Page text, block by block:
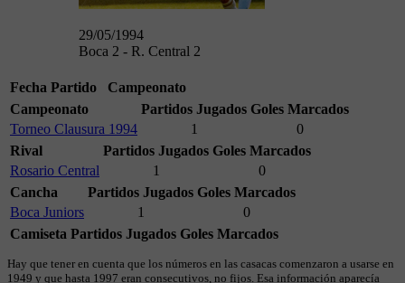
29/05/1994
Boca 2 - R. Central 2
Fecha Partido
Campeonato
Campeonato
Partidos Jugados Goles Marcados
Torneo Clausura 1994
1
0
Rival
Partidos Jugados Goles Marcados
Rosario Central
1
0
Cancha
Partidos Jugados Goles Marcados
Boca Juniors
1
0
Camiseta Partidos Jugados Goles Marcados
Hay que tener en cuenta que los números en las casacas comenzaron a usarse en
1949 y que hasta 1997 eran consecutivos, no fijos. Esa información aparecía